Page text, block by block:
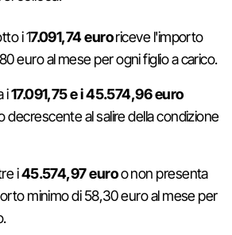
i 17.091,74 euroriceve l'importo
euro al mese per ogni figlio a carico.
i17.091,75 e i 45.574,96 euro
decrescente al salire della condizione
i45.574,97 euroo non presenta
minimo di 58,30 euro al mese per